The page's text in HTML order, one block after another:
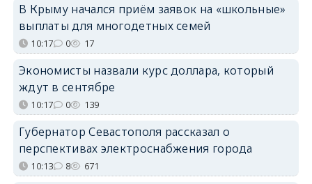
В Крыму начался приём заявок на «школьные»
выплаты для многодетных семей
10:17 0 17
Экономисты назвали курс доллара, который
ждут в сентябре
10:17 0 139
Губернатор Севастополя рассказал о
перспективах электроснабжения города
10:13 8 671